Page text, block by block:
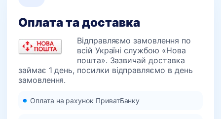
Оплата та доставка
Відправляємо замовлення по
всій Україні службою «Нова
пошта». Зазвичай доставка
займає 1 день, посилки відправляємо в день
замовлення.
Оплата на рахунок ПриватБанку